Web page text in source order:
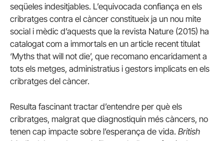
seqüeles indesitjables. L’equivocada confiança en els
cribratges contra el càncer constitueix ja un nou mite
social i mèdic d’aquests que la revista Nature (2015) ha
catalogat com a immortals en un article recent titulat
‘Myths that will not die’, que recomano encaridament a
tots els metges, administratius i gestors implicats en els
cribratges del càncer.
Resulta fascinant tractar d’entendre per què els
cribratges, malgrat que diagnostiquin més càncers, no
tenen cap impacte sobre l’esperança de vida. British